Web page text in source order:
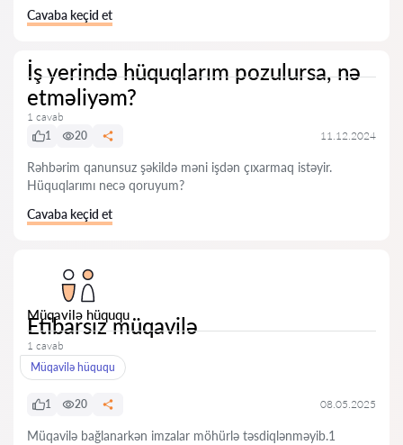
Cavaba keçid et
İş yerində hüquqlarım pozulursa, nə
etməliyəm?
1 cavab
1
20 11.12.2024
Rəhbərim qanunsuz şəkildə məni işdən çıxarmaq istəyir.
Hüquqlarımı necə qoruyum?
Cavaba keçid et
Müqavilə hüququ
Etibarsız müqavilə
1 cavab
Müqavilə hüququ
1 20 08.05.2025
Müqavilə bağlanarkən imzalar möhürlə təsdiqlənməyib.1